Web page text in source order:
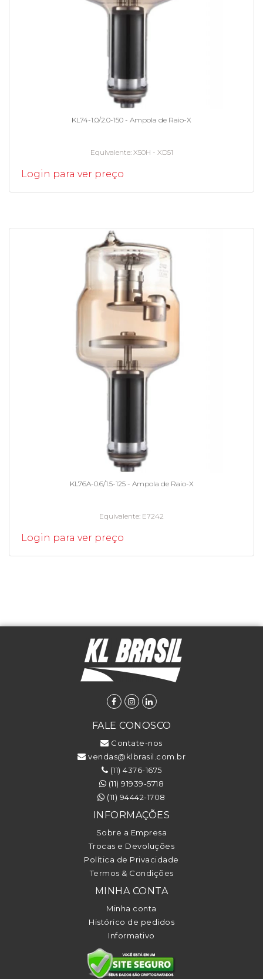
KL74-1.0/2.0-150 - Ampola de Raio-X
Equivalente X50H - XD51
Login para ver preço
KL76A-0.6/1.5-125 - Ampola de Raio-X
Equivalente E7242
Login para ver preço
FALE CONOSCO
Contate-nos
vendas@klbrasil.com.br
(11) 4376-1675
(11) 91939-5718
(11) 94442-1708
INFORMAÇÕES
Sobre a Empresa
Trocas e Devoluções
Política de Privacidade
Termos & Condições
MINHA CONTA
Minha conta
Histórico de pedidos
Informativo